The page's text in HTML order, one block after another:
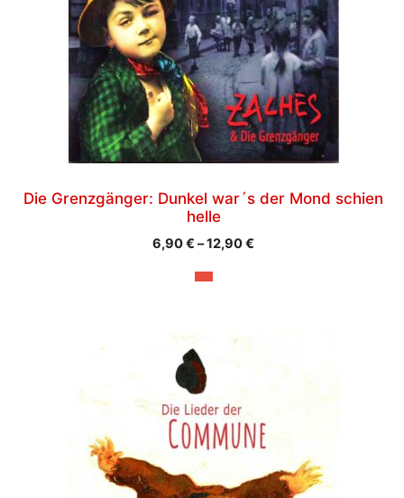
Die Grenzgänger: Dunkel war´s der Mond schien
helle
6,90€ –12,90€
Produktseite
werden